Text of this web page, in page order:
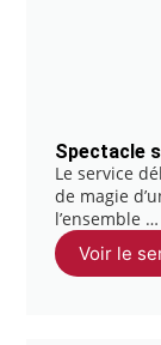
Spectacle
Le service
de magie
l’ensemble …
Voir le